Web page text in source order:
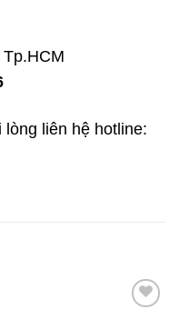
liên hệ hotline: